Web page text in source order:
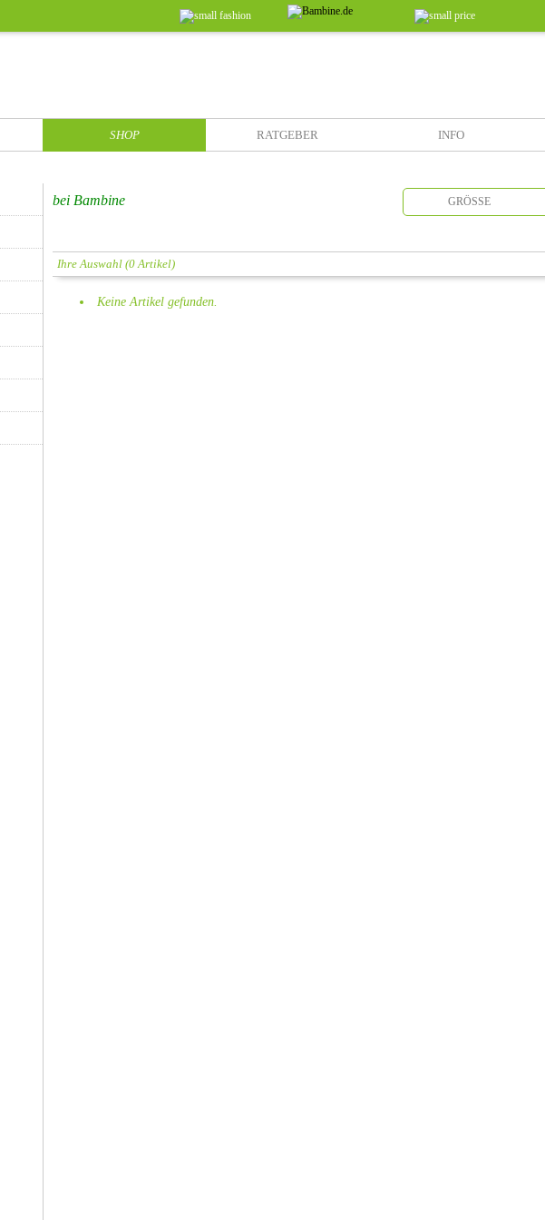
SHOP RATGEBER INFO
bei Bambine GRÖSSE
Ihre Auswahl (0 Artikel)
Keine Artikel gefunden.